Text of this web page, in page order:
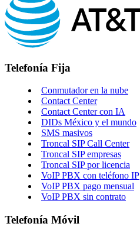
Telefonía Fija
Conmutador en la nube
Contact Center
Contact Center con IA
DIDs México y el mundo
SMS masivos
Troncal SIP Call Center
Troncal SIP empresas
Troncal SIP por licencia
VoIP PBX con teléfono IP
VoIP PBX pago mensual
VoIP PBX sin contrato
Telefonía Móvil